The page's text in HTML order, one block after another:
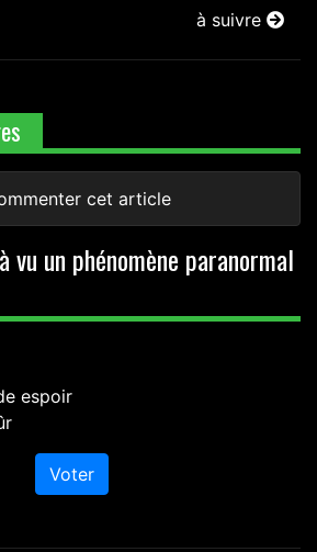
à suivre
cet article
vu un phénomène paranormal
espoir
Voter